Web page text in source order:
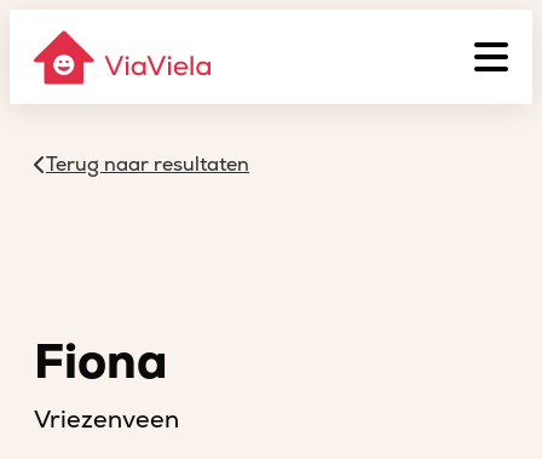
Terug naar resultaten
Fiona
Vriezenveen